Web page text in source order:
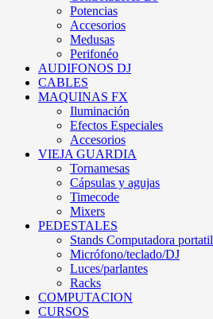
Potencias
Accesorios
Medusas
Perifonéo
AUDIFONOS DJ
CABLES
MAQUINAS FX
Iluminación
Efectos Especiales
Accesorios
VIEJA GUARDIA
Tornamesas
Cápsulas y agujas
Timecode
Mixers
PEDESTALES
Stands Computadora portatil
Micrófono/teclado/DJ
Luces/parlantes
Racks
COMPUTACION
CURSOS